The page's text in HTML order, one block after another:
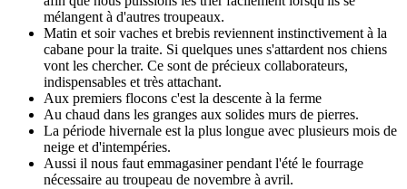
mélangent à d'autres troupeaux.
Matin et soir vaches et brebis reviennent instinctivement à la
cabane pour la traite. Si quelques unes s'attardent nos chiens
vont les chercher. Ce sont de précieux collaborateurs,
indispensables et très attachant.
Aux premiers flocons c'est la descente à la ferme
Au chaud dans les granges aux solides murs de pierres.
La période hivernale est la plus longue avec plusieurs mois de
neige et d'intempéries.
Aussi il nous faut emmagasiner pendant l'été le fourrage
nécessaire au troupeau de novembre à avril.